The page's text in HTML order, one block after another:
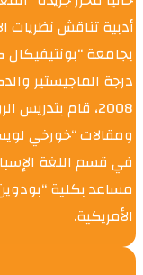
أدبية تناقش نظريات
بجامعة
درجة الماجيستير
2008، قام بتدريس
ومقالات “خورخي
في قسم اللغة
مساعد بكلية
الأمريكية.